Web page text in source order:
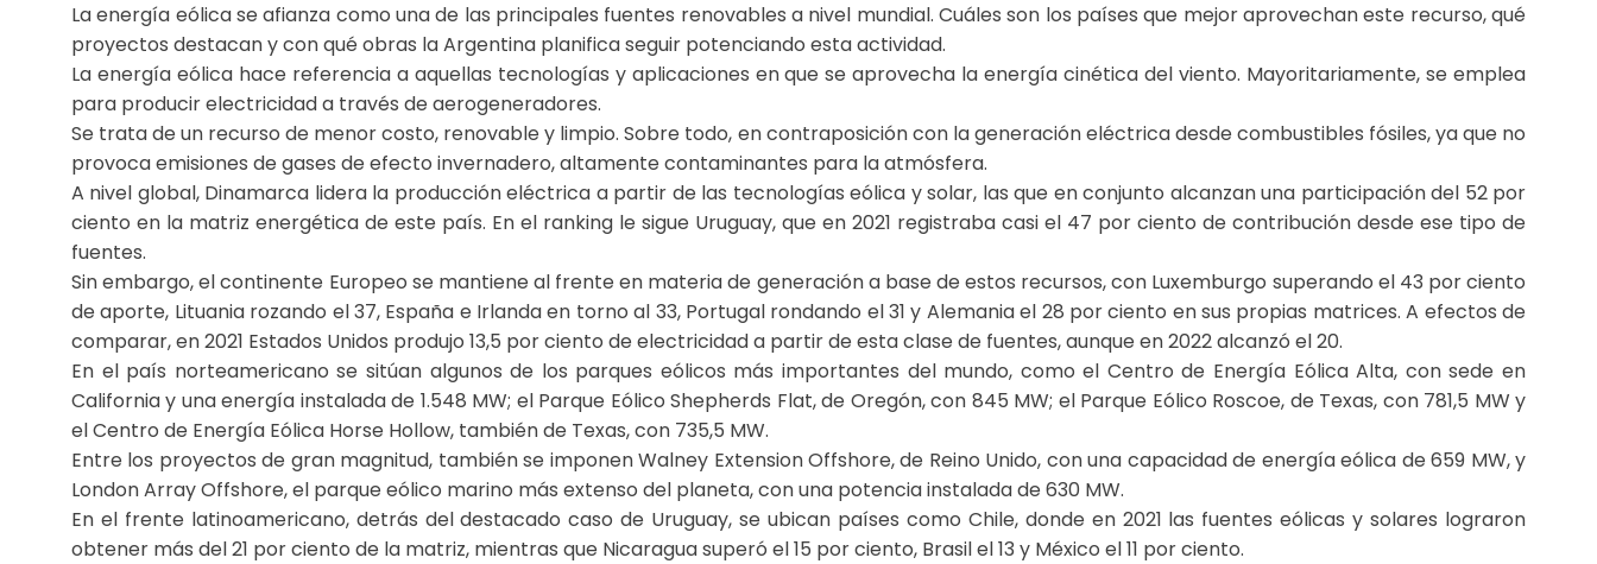
La energía eólica se afianza como una de las principales fuentes renovables a nivel mundial. Cuáles son los países que mejor aprovechan este recurso, qué
proyectos destacan y con qué obras la Argentina planifica seguir potenciando esta actividad.
La energía eólica hace referencia a aquellas tecnologías y aplicaciones en que se aprovecha la energía cinética del viento. Mayoritariamente, se emplea
para producir electricidad a través de aerogeneradores.
Se trata de un recurso de menor costo, renovable y limpio. Sobre todo, en contraposición con la generación eléctrica desde combustibles fósiles, ya que no
provoca emisiones de gases de efecto invernadero, altamente contaminantes para la atmósfera.
A nivel global, Dinamarca lidera la producción eléctrica a partir de las tecnologías eólica y solar, las que en conjunto alcanzan una participación del 52 por
ciento en la matriz energética de este país. En el ranking le sigue Uruguay, que en 2021 registraba casi el 47 por ciento de contribución desde ese tipo de
fuentes.
Sin embargo, el continente Europeo se mantiene al frente en materia de generación a base de estos recursos, con Luxemburgo superando el 43 por ciento
de aporte, Lituania rozando el 37, España e Irlanda en torno al 33, Portugal rondando el 31 y Alemania el 28 por ciento en sus propias matrices. A efectos de
comparar, en 2021 Estados Unidos produjo 13,5 por ciento de electricidad a partir de esta clase de fuentes, aunque en 2022 alcanzó el 20.
En el país norteamericano se sitúan algunos de los parques eólicos más importantes del mundo, como el Centro de Energía Eólica Alta, con sede en
California y una energía instalada de 1.548 MW; el Parque Eólico Shepherds Flat, de Oregón, con 845 MW; el Parque Eólico Roscoe, de Texas, con 781,5 MW y
el Centro de Energía Eólica Horse Hollow, también de Texas, con 735,5 MW.
Entre los proyectos de gran magnitud, también se imponen Walney Extension Offshore, de Reino Unido, con una capacidad de energía eólica de 659 MW, y
London Array Offshore, el parque eólico marino más extenso del planeta, con una potencia instalada de 630 MW.
En el frente latinoamericano, detrás del destacado caso de Uruguay, se ubican países como Chile, donde en 2021 las fuentes eólicas y solares lograron
obtener más del 21 por ciento de la matriz, mientras que Nicaragua superó el 15 por ciento, Brasil el 13 y México el 11 por ciento.